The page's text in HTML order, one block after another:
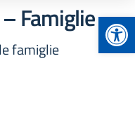
Famiglie
famiglie